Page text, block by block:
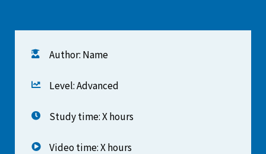
Author: Name
Level: Advanced
Study time: X hours
Video time: X hours